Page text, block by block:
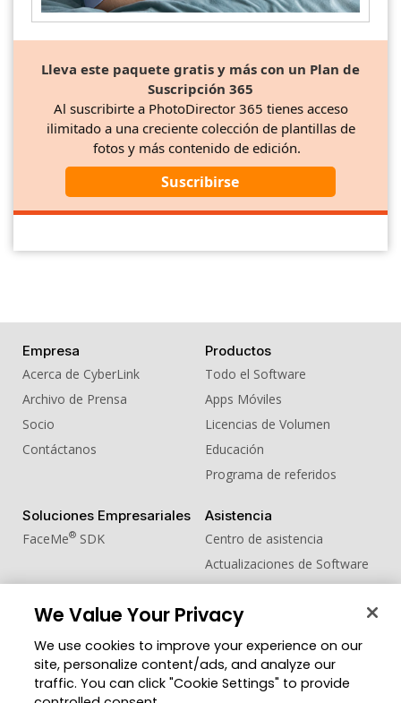
Lleva este paquete gratis y más con un Plan de
Suscripción 365
Al suscribirte a PhotoDirector 365 tienes acceso
ilimitado a una creciente colección de plantillas de
fotos y más contenido de edición.
Suscribirse
Empresa
Acerca de CyberLink
Archivo de Prensa
Socio
Contáctanos
Productos
Todo el Software
Apps Móviles
Licencias de Volumen
Educación
Programa de referidos
Soluciones Empresariales
FaceMe® SDK
Asistencia
Centro de asistencia
Actualizaciones de Software
Centro de Aprendizaje
Zona de Miembros
Blog
Cambiar región
We Value Your Privacy
We use cookies to improve your experience on our
site, personalize content/ads, and analyze our
traffic. You can click "Cookie Settings" to provide